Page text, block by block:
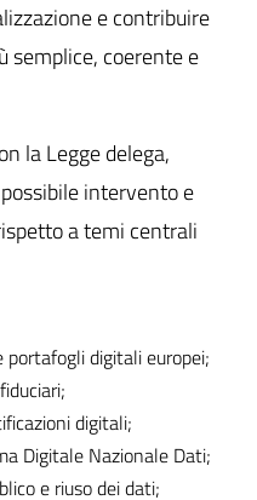
e contribuire
semplice, coerente e
la Legge delega,
intervento e
a temi centrali
portafogli digitali europei;
digitali;
Digitale Nazionale Dati;
e riuso dei dati;